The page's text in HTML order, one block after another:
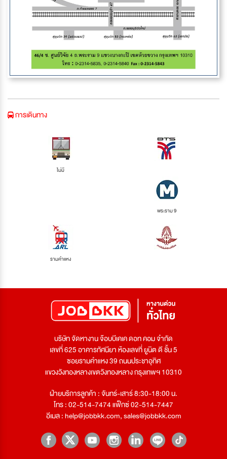
การเดินทาง
ไม่มี
พระราม 9
รามคำแหง
บริษัท จัดหางาน จ๊อบบีเคเค ดอท คอม จำกัด
เลขที่ 625 อาคารทัศนียา ห้องเลขที่ ยูนิต ดี ชั้น 5
ซอยรามคำแหง 39 ถนนประชาอุทิศ
แขวงวังทองหลางเขตวังทองหลาง กรุงเทพฯ 10310
ฝ่ายบริการลูกค้า : จันทร์-เสาร์ 8:30-18:00 น.
โทร : 02-514-7474 แฟ็กซ์ 02-514-7447
อีเมล :help@jobbkk.com,sales@jobbkk.com